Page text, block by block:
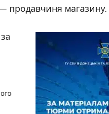
продавчиня магазину.